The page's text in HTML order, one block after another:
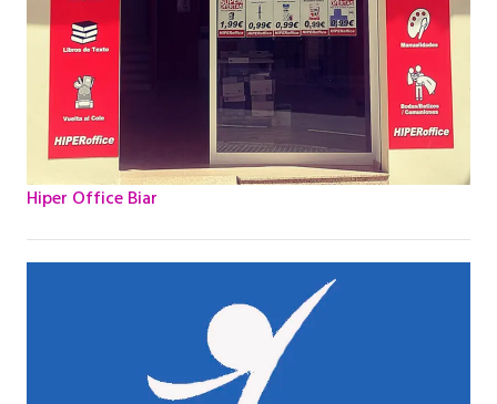
Hiper Office Biar